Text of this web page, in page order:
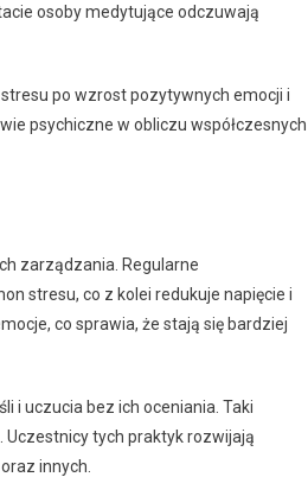
osoby medytujące odczuwają
po wzrost pozytywnych emocji i
psychiczne w obliczu współczesnych
zarządzania. Regularne
stresu, co z kolei redukuje napięcie i
co sprawia, że stają się bardziej
i uczucia bez ich oceniania. Taki
Uczestnicy tych praktyk rozwijają
innych.